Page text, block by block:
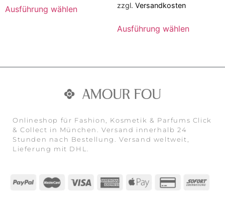
Ausführung wählen
zzgl. Versandkosten
Ausführung wählen
Onlineshop für Fashion, Kosmetik & Parfums Click
& Collect in München. Versand innerhalb 24
Stunden nach Bestellung. Versand weltweit,
Lieferung mit DHL.